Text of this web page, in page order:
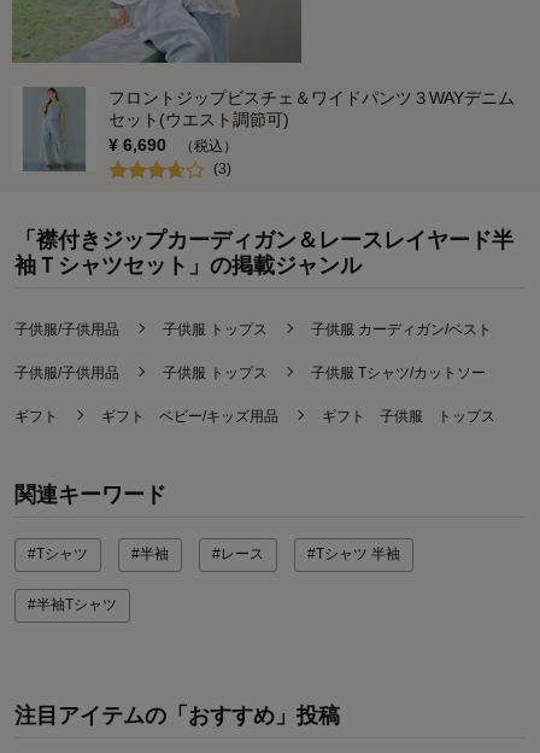
フロントジップビスチェ＆ワイドパンツ３WAYデニム
セット(ウエスト調節可)
¥ 6,690
（税込）
(3)
「襟付きジップカーディガン＆レースレイヤード半
袖Ｔシャツセット」の掲載ジャンル
子供服/子供用品 子供服 トップス 子供服 カーディガン/ベスト
子供服/子供用品 子供服 トップス 子供服 Tシャツ/カットソー
ギフト ギフト ベビー/キッズ用品 ギフト 子供服 トップス
関連キーワード
#Tシャツ #半袖 #レース #Tシャツ 半袖
#半袖Tシャツ
注目アイテムの「おすすめ」投稿